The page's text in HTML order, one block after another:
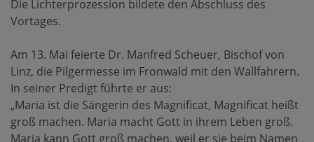
Die Lichterprozession bildete den Abschluss des
Vortages.
Am 13. Mai feierte Dr. Manfred Scheuer, Bischof von
Linz, die Pilgermesse im Fronwald mit den Wallfahrern.
In seiner Predigt führte er aus:
„Maria ist die Sängerin des Magnificat, Magnificat heißt
groß machen. Maria macht Gott in ihrem Leben groß.
Maria kann Gott groß machen, weil er sie beim Namen